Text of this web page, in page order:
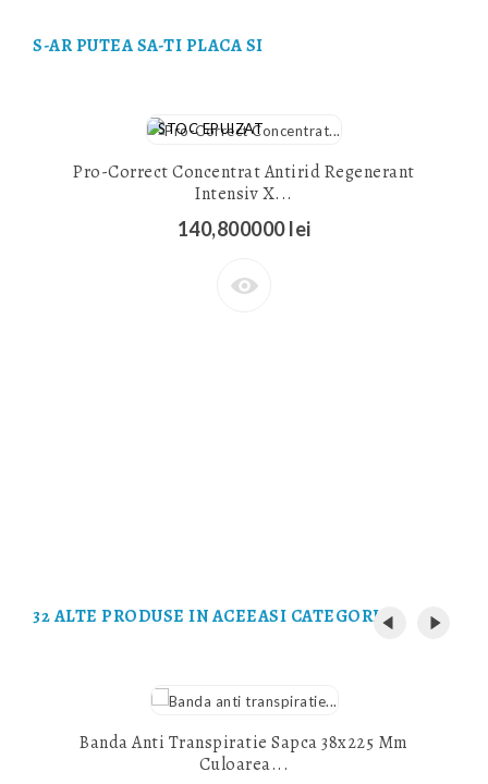
S-AR PUTEA SA-TI PLACA SI
STOC EPUIZAT
Pro-Correct Concentrat Antirid Regenerant
Intensiv X...
140,800000 lei
32 ALTE PRODUSE IN ACEEASI CATEGORIE:
Banda Anti Transpiratie Sapca 38x225 Mm
Culoarea...